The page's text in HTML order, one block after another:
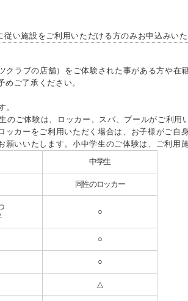
い施設をご利用いただける方のみお申込みいた
ラブの店舗）をご体験された事がある方や在
ご了承ください。
。
のご体験は、ロッカー、スパ、プールがご利用
カーをご利用いただく場合は、お子様がご自
いいたします。小中学生のご体験は、ご利用
中学生
同性のロッカー
○
○
○
△